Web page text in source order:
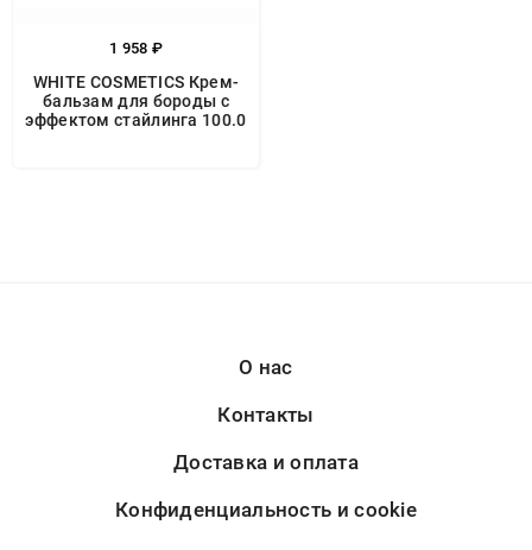
1 958 ₽
WHITE COSMETICS Крем-
бальзам для бороды с
эффектом стайлинга 100.0
О нас
Контакты
Доставка и оплата
Конфиденциальность и cookie